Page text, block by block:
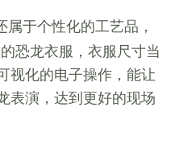
属于个性化的工艺品，
恐龙衣服，衣服尺寸当
视化的电子操作，能让
表演，达到更好的现场